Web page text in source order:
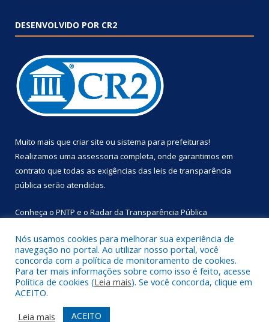
DESENVOLVIDO POR CR2
Muito mais que criar site ou sistema para prefeituras!
Realizamos uma assessoria completa, onde garantimos em
contrato que todas as exigências das leis de transparência
pública serão atendidas.
Conheça o PNTP e o Radar da Transparência Pública
Todos os direitos reservados a Prefeitura Municipal de
Primavera.
Mapa do Site
Acessar Área Administrativa
Nós usamos cookies para melhorar sua experiência de
navegação no portal. Ao utilizar nosso portal, você
concorda com a política de monitoramento de cookies.
Para ter mais informações sobre como isso é feito, acesse
Política de cookies (Leia mais). Se você concorda, clique em
ACEITO.
Leia mais
ACEITO